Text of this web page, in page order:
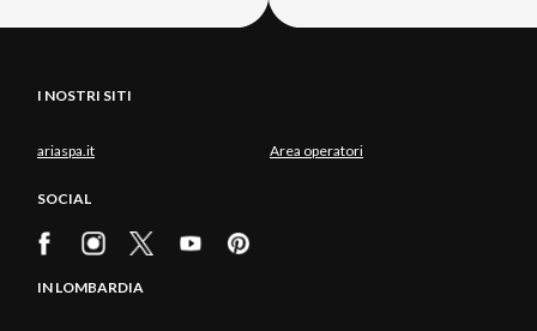
I NOSTRI SITI
ariaspa.it Area operatori
SOCIAL
IN LOMBARDIA